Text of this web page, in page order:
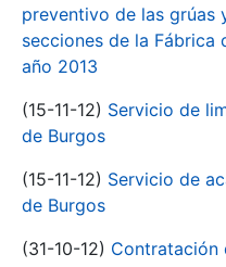
preventivo de las grúas
secciones de la Fábrica
año 2013
(15-11-12) Servicio de
de Burgos
(15-11-12) Servicio de
de Burgos
(31-10-12) Contratación